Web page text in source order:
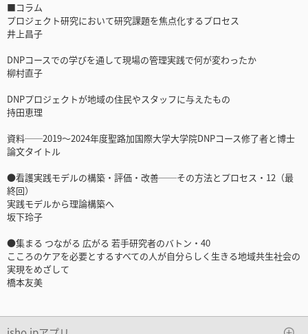
■コラム
プロジェクト研究において研究課題を焦点化するプロセス
井上昌子
DNPコースでの学びを通して現場の管理実践で何が変わったか
柳村直子
DNPプロジェクトが地域の住民やスタッフに与えたもの
持田恵理
資料──2019～2024年度聖路加国際大学大学院DNPコース修了者と博士
論文タイトル
●看護実践モデルの構築・評価・改善──その方法とプロセス・12（最
終回）
実践モデルから理論構築へ
坂下玲子
●集まる つながる 広がる 若手研究者のバトン・40
こころのケアを必要とするすべての人が自分らしく生きる地域共生社会の
実現をめざして
橋本友美